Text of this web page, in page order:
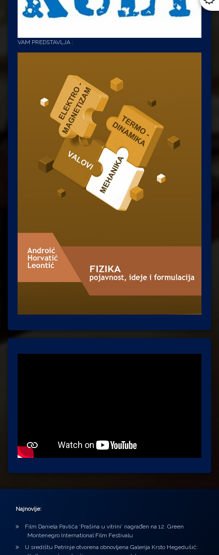
VAM PREDSTAVLJA :
Najnovije:
Film Daniela Pavlića ‘Prašina u vitrini’ nagrađen na 12. Green
Montenegro International Film Festivalu
U središtu Petrinje otvorena obnovljena Galerija Krsto Hegedušić: